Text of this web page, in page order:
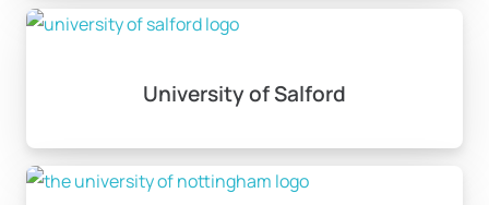
University of Salford